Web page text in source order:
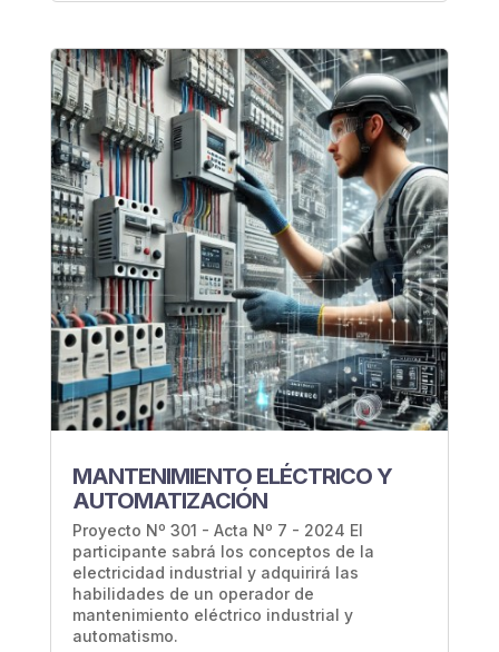
MANTENIMIENTO ELÉCTRICO Y
AUTOMATIZACIÓN
Proyecto Nº 301 - Acta Nº 7 - 2024 El
participante sabrá los conceptos de la
electricidad industrial y adquirirá las
habilidades de un operador de
mantenimiento eléctrico industrial y
automatismo.